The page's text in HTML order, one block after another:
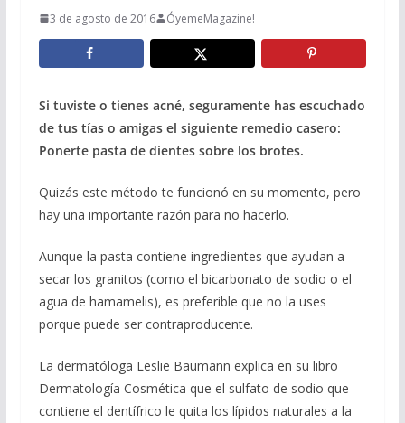
3 de agosto de 2016 ÓyemeMagazine!
Si tuviste o tienes acné, seguramente has escuchado
de tus tías o amigas el siguiente remedio casero:
Ponerte pasta de dientes sobre los brotes.
Quizás este método te funcionó en su momento, pero
hay una importante razón para no hacerlo.
Aunque la pasta contiene ingredientes que ayudan a
secar los granitos (como el bicarbonato de sodio o el
agua de hamamelis), es preferible que no la uses
porque puede ser contraproducente.
La dermatóloga Leslie Baumann explica en su libro
Dermatología Cosmética que el sulfato de sodio que
contiene el dentífrico le quita los lípidos naturales a la